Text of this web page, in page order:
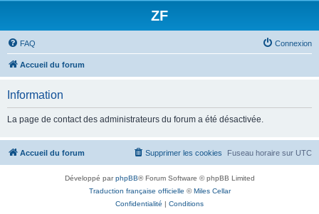
ZF
FAQ Connexion
Accueil du forum
Information
La page de contact des administrateurs du forum a été désactivée.
Accueil du forum Fuseau horaire sur UTC
Supprimer les cookies
Développé parphpBB® Forum Software © phpBB Limited
Traduction française officielle ©Miles Cellar
Confidentialité | Conditions